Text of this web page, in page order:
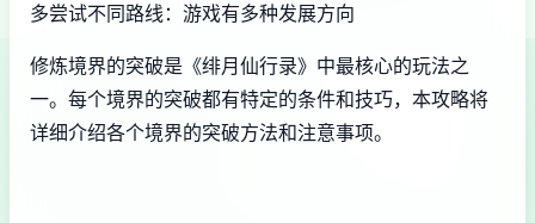
多尝试不同路线：游戏有多种发展方向
修炼境界的突破是《绯月仙行录》中最核心的玩法之
一。每个境界的突破都有特定的条件和技巧，本攻略将
详细介绍各个境界的突破方法和注意事项。